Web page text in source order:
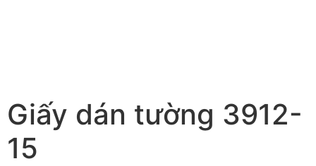
Giấy dán tường 3912-
15